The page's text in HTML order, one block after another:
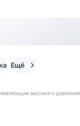
Ещё
высокого давления